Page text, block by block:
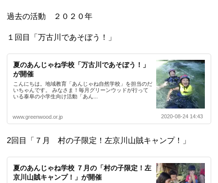
過去の活動 ２０２０年
１回目「万古川であそぼう！」
夏のあんじゃね学校「万古川であそぼう！」
が開催
こんにちは。地域教育「あんじゃね自然学校」を担当のだ
いちゃんです。 みなさま！毎月グリーンウッドが行って
いる泰阜の小学生向け活動「あん...
www.greenwood.or.jp 2020-08-24 14:43
2回目「７月 村の子限定！左京川山賊キャンプ！」
夏のあんじゃね学校 ７月の「村の子限定！左
京川山賊キャンプ！」が開催